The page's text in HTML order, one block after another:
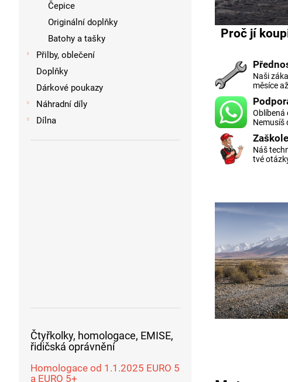
Čepice
Originální doplňky
Batohy a tašky
Přilby, oblečení
Doplňky
Dárkové poukazy
Náhradní díly
Dílna
Čtyřkolky, homologace, EMISE,
řidičská oprávnění
Homologace od 1.1.2025 EURO 5
a EURO 5+
Proč jí
Naši
měsíce
Oblíbená
Nemusíš
Náš
tvé